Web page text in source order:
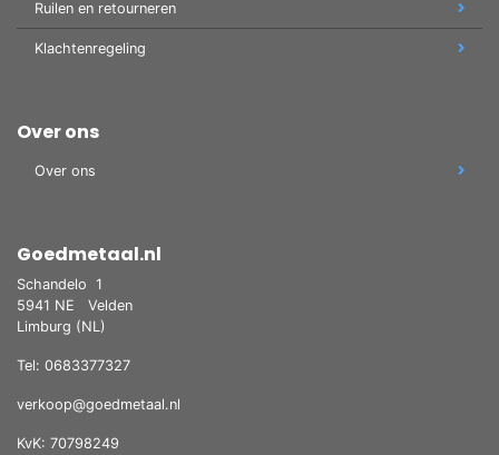
Ruilen en retourneren
Klachtenregeling
Over ons
Over ons
Goedmetaal.nl
Schandelo 1
5941 NE
Velden
Limburg (NL)
Tel: 0683377327
verkoop@goedmetaal.nl
KvK: 70798249